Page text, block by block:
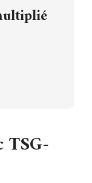
TSG-